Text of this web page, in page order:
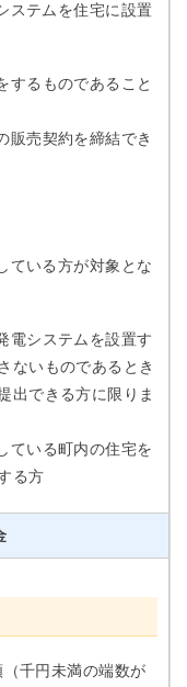
ステムを住宅に設置
するものであること
販売契約を締結でき
ている方が対象とな
電システムを設置す
ないものであるとき
出できる方に限りま
ている町内の住宅を
る方
千円未満の端数が